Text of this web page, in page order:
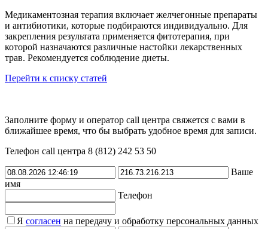
Медикаментозная терапия включает желчегонные препараты
и антибиотики, которые подбираются индивидуально. Для
закрепления результата применяется фитотерапия, при
которой назначаются различные настойки лекарственных
трав. Рекомендуется соблюдение диеты.
Перейти к списку статей
Заполните форму и оператор call центра свяжется с вами в
ближайшее время, что бы выбрать удобное время для записи.
Телефон call центра 8 (812) 242 53 50
Ваше
имя
Телефон
Я согласен на передачу и обработку персональных данных